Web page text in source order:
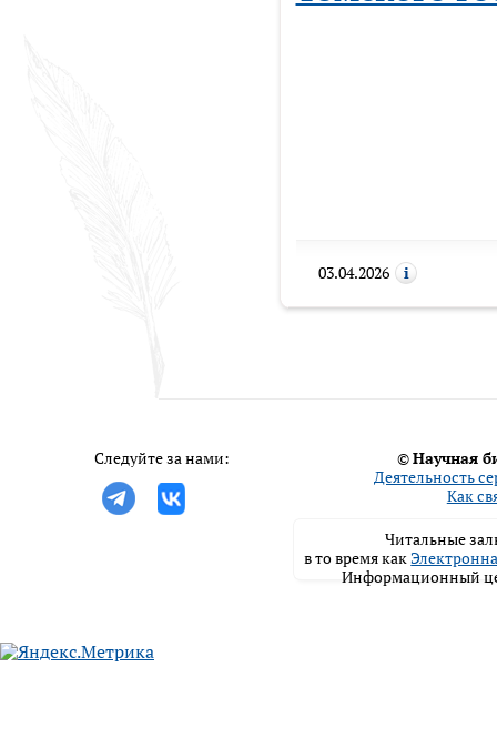
03.04.2026
Следуйте за нами: ©Научная
Деятельность
Как
Читальные
в то время как
Информационный